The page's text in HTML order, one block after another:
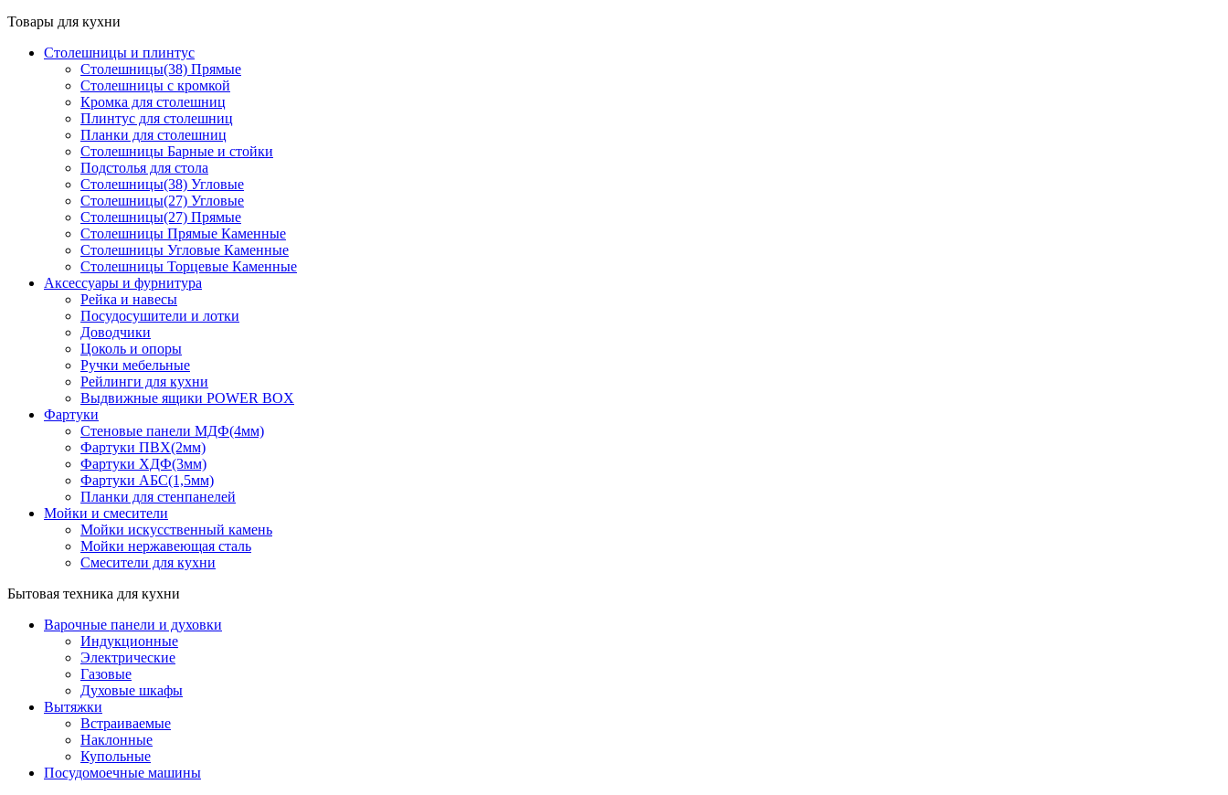
Товары для кухни
Столешницы и плинтус
Столешницы(38) Прямые
Столешницы с кромкой
Кромка для столешниц
Плинтус для столешниц
Планки для столешниц
Столешницы Барные и стойки
Подстолья для стола
Столешницы(38) Угловые
Столешницы(27) Угловые
Столешницы(27) Прямые
Столешницы Прямые Каменные
Столешницы Угловые Каменные
Столешницы Торцевые Каменные
Аксессуары и фурнитура
Рейка и навесы
Посудосушители и лотки
Доводчики
Цоколь и опоры
Ручки мебельные
Рейлинги для кухни
Выдвижные ящики POWER BOX
Фартуки
Стеновые панели МДФ(4мм)
Фартуки ПВХ(2мм)
Фартуки ХДФ(3мм)
Фартуки АБС(1,5мм)
Планки для стенпанелей
Мойки и смесители
Мойки искусственный камень
Мойки нержавеющая сталь
Смесители для кухни
Бытовая техника для кухни
Варочные панели и духовки
Индукционные
Электрические
Газовые
Духовые шкафы
Вытяжки
Встраиваемые
Наклонные
Купольные
Посудомоечные машины